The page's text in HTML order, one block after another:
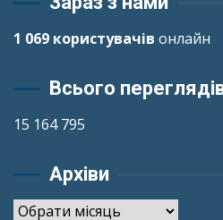
1 069 користувачів онлайн
Всього
15 164 795
Архіви
Архіви